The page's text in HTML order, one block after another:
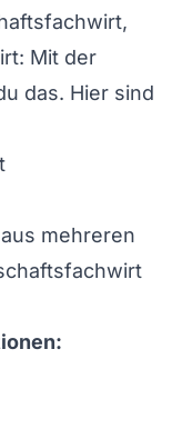
,
: Mit der
das. Hier sind
mehreren